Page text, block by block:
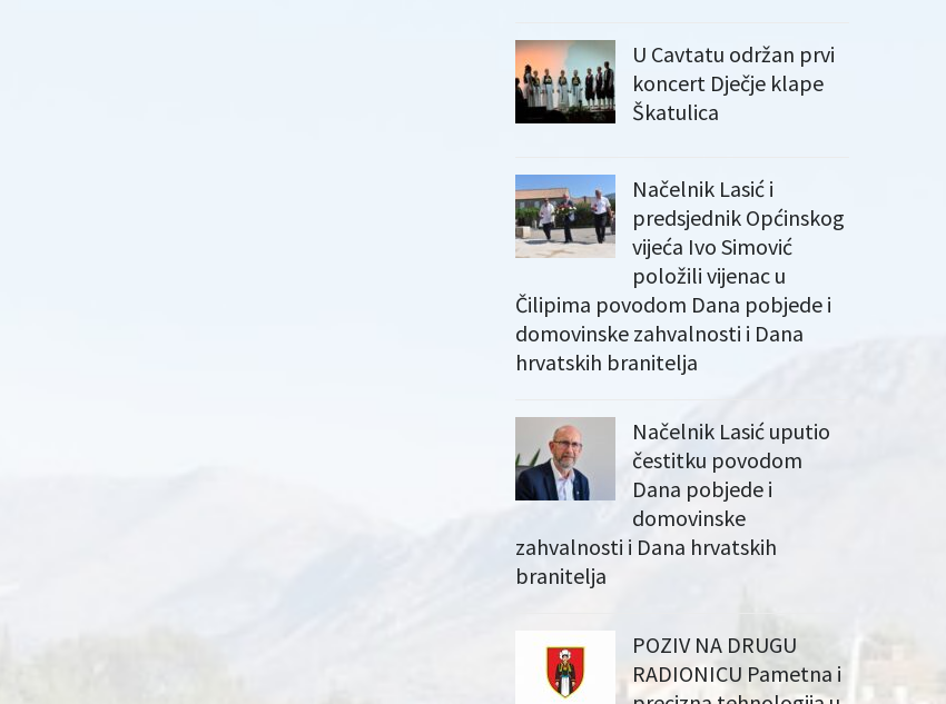
U Cavtatu održan prvi
koncert Dječje klape
Škatulica
Načelnik Lasić i
predsjednik Općinskog
vijeća Ivo Simović
položili vijenac u
Čilipima povodom Dana pobjede i
domovinske zahvalnosti i Dana
hrvatskih branitelja
Načelnik Lasić uputio
čestitku povodom
Dana pobjede i
domovinske
zahvalnosti i Dana hrvatskih
branitelja
POZIV NA DRUGU
RADIONICU Pametna i